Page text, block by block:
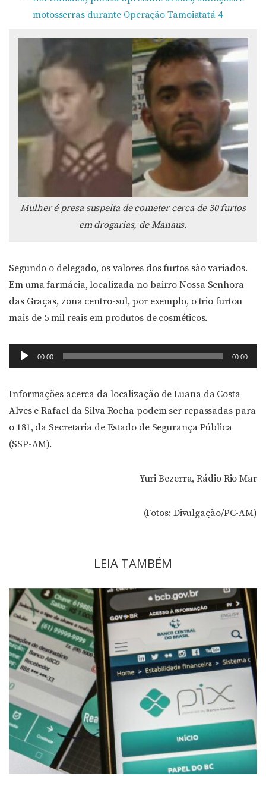
motosserras durante Operação Tamoiatatá 4
Mulher é presa suspeita de cometer cerca de 30 furtos
em drogarias, de Manaus.
Segundo o delegado, os valores dos furtos são variados.
Em uma farmácia, localizada no bairro Nossa Senhora
das Graças, zona centro-sul, por exemplo, o trio furtou
mais de 5 mil reais em produtos de cosméticos.
Tocador
de
00:00 00:00
Informações acerca da localização de Luana da Costa
Alves e Rafael da Silva Rocha podem ser repassadas para
o 181, da Secretaria de Estado de Segurança Pública
(SSP-AM).
Yuri Bezerra, Rádio Rio Mar
(Fotos: Divulgação/PC-AM)
LEIA TAMBÉM